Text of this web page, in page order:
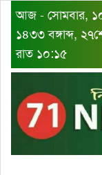
আজ - সোমবার,
১৪৩৩ বঙ্গাব্দ,
রাত ১০:১৫